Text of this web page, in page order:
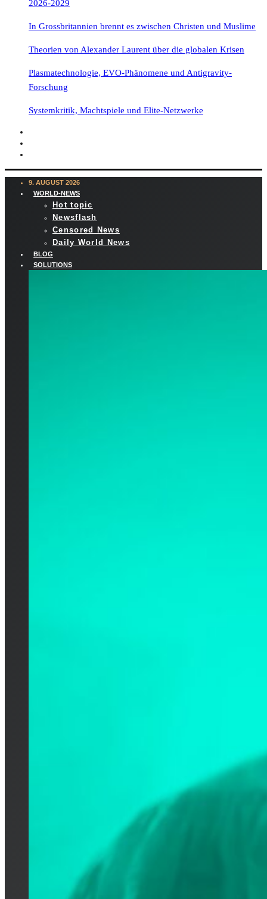
2026-2029
In Grossbritannien brennt es zwischen Christen und Muslime
Theorien von Alexander Laurent über die globalen Krisen
Plasmatechnologie, EVO-Phänomene und Antigravity-
Forschung
Systemkritik, Machtspiele und Elite-Netzwerke
9. AUGUST 2026
WORLD-NEWS
Hot topic
Newsflash
Censored News
Daily World News
BLOG
SOLUTIONS